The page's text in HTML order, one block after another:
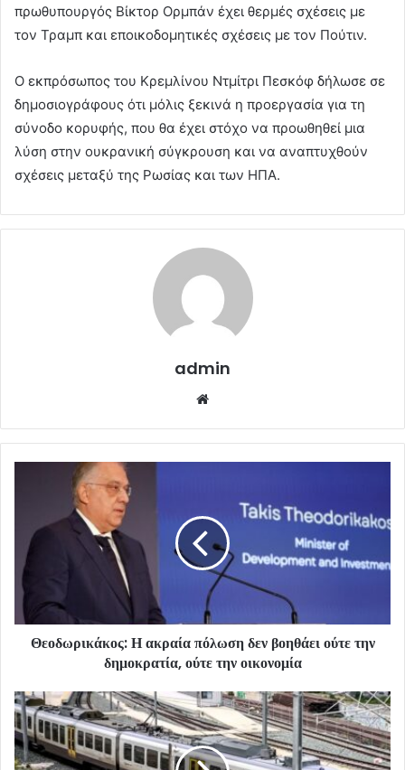
πρωθυπουργός Βίκτορ Ορμπάν έχει θερμές σχέσεις με
τον Τραμπ και εποικοδομητικές σχέσεις με τον Πούτιν.
Ο εκπρόσωπος του Κρεμλίνου Ντμίτρι Πεσκόφ δήλωσε σε
δημοσιογράφους ότι μόλις ξεκινά η προεργασία για τη
σύνοδο κορυφής, που θα έχει στόχο να προωθηθεί μια
λύση στην ουκρανική σύγκρουση και να αναπτυχθούν
σχέσεις μεταξύ της Ρωσίας και των ΗΠΑ.
admin
Θεοδωρικάκος: Η ακραία πόλωση δεν βοηθάει ούτε την
δημοκρατία, ούτε την οικονομία